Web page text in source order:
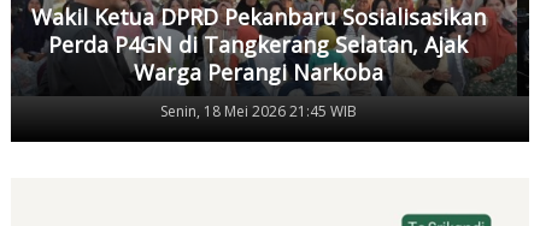
Wakil Ketua DPRD Pekanbaru Sosialisasikan
Perda P4GN di Tangkerang Selatan, Ajak
Warga Perangi Narkoba
Senin, 18 Mei 2026 21:45 WIB